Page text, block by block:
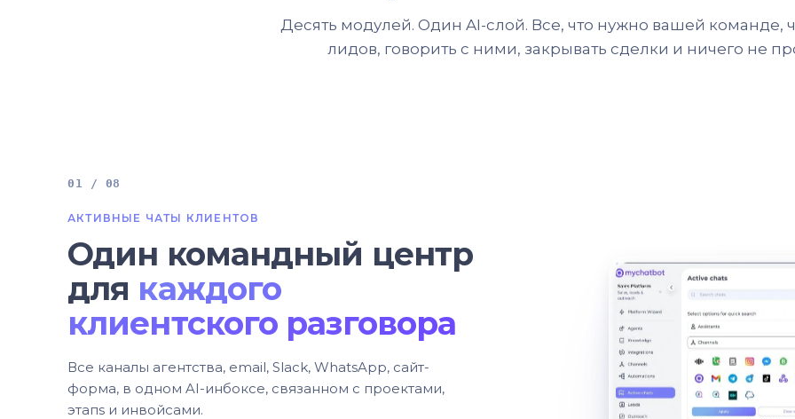
Десять модулей. Один AI-слой. Все, что нужно вашей команде,
лидов, говорить с ними, закрывать сделки и ничего не
01 / 08
АКТИВНЫЕ ЧАТЫ КЛИЕНТОВ
Один командный центр
для каждого
клиентского разговора
Все каналы агентства, email, Slack, WhatsApp, сайт-
форма, в одном AI-инбоксе, связанном с проектами,
этапs и инвойсами.